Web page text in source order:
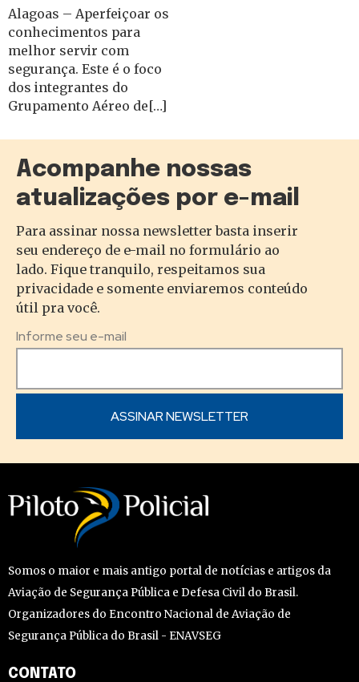
Alagoas – Aperfeiçoar os
conhecimentos para
melhor servir com
segurança. Este é o foco
dos integrantes do
Grupamento Aéreo de[…]
Acompanhe nossas
atualizações por e-mail
Para assinar nossa newsletter basta inserir
seu endereço de e-mail no formulário ao
lado. Fique tranquilo, respeitamos sua
privacidade e somente enviaremos conteúdo
útil pra você.
Informe seu e-mail
Somos o maior e mais antigo portal de notícias e artigos da
Aviação de Segurança Pública e Defesa Civil do Brasil.
Organizadores do Encontro Nacional de Aviação de
Segurança Pública do Brasil - ENAVSEG
CONTATO